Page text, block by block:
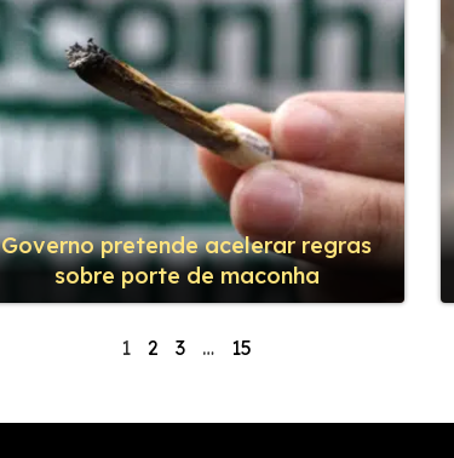
Governo pretende acelerar regras
sobre porte de maconha
1 2 3 … 15